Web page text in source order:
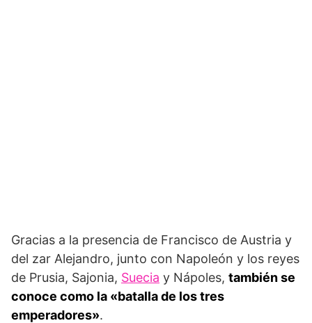
Gracias a la presencia de Francisco de Austria y
del zar Alejandro, junto con Napoleón y los reyes
de Prusia, Sajonia, Suecia y Nápoles, también se
conoce como la «batalla de los tres
emperadores».